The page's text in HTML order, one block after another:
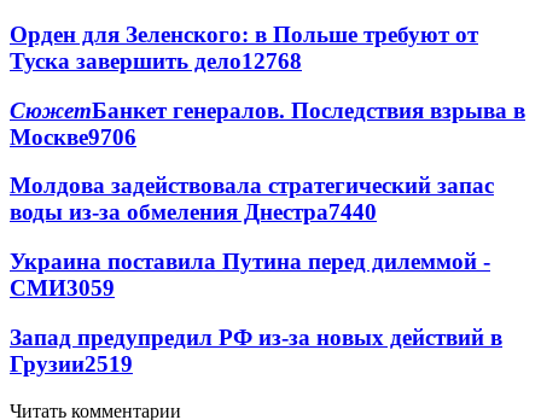
Орден для Зеленского: в Польше требуют от
Туска завершить дело12768
СюжетБанкет генералов. Последствия взрыва в
Москве9706
Молдова задействовала стратегический запас
воды из-за обмеления Днестра7440
Украина поставила Путина перед дилеммой -
СМИ3059
Запад предупредил РФ из-за новых действий в
Грузии2519
Читать комментарии